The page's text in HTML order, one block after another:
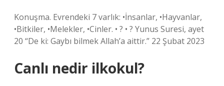
Konuşma. Evrendeki 7 varlık: •İnsanlar, •Hayvanlar,
•Bitkiler, •Melekler, •Cinler. • ? • ? Yunus Suresi, ayet
20 “De ki: Gaybı bilmek Allah’a aittir.” 22 Şubat 2023
Canlı nedir ilkokul?